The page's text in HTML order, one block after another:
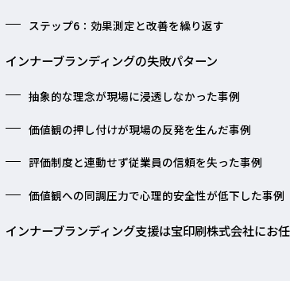
ステップ6：効果測定と改善を繰り返す
インナーブランディングの失敗パターン
抽象的な理念が現場に浸透しなかった事例
価値観の押し付けが現場の反発を生んだ事例
評価制度と連動せず従業員の信頼を失った事例
価値観への同調圧力で心理的安全性が低下した事例
インナーブランディング支援は宝印刷株式会社にお